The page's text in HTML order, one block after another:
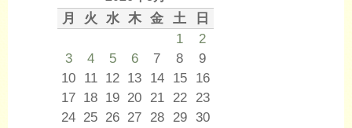
月 火 水 木 金 土
日
1
2
3
4 5 6 7 8
9
10 11 12 13 14 15
16
17 18 19 20 21 22
23
24 25 26 27 28 29 30